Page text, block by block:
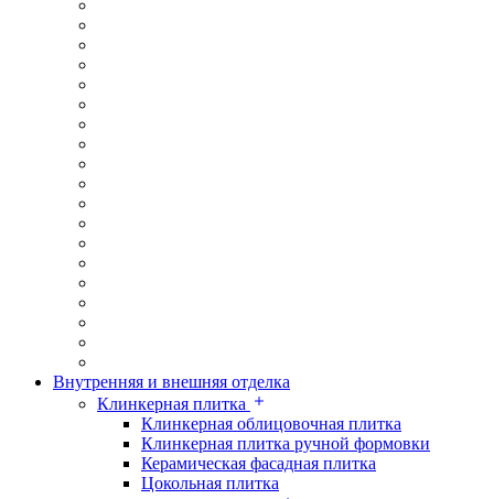
Внутренняя и внешняя отделка
Клинкерная плитка
Клинкерная облицовочная плитка
Клинкерная плитка ручной формовки
Керамическая фасадная плитка
Цокольная плитка